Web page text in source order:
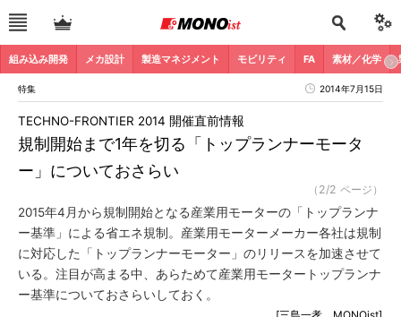
組み込み開発 メカ設計 製造マネジメント モビリティ FA 素材／化学
特集 2014年7月15日
規制開始まで1年を切る「トップランナーモータ
ー」についておさらい
TECHNO-FRONTIER 2014 開催直前情報
（2/2 ページ）
2015年4月から規制開始となる産業用モーターの「トップランナ
ー基準」による省エネ規制。産業用モーターメーカー各社は規制
に対応した「トップランナーモーター」のリリースを加速させて
いる。注目が高まる中、あらためて産業用モータートップランナ
ー基準についておさらいしておく。